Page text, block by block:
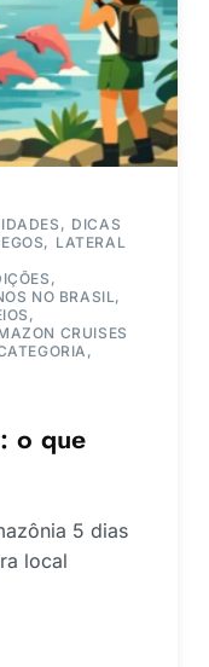
DICAS
LATERAL
NO BRASIL
CRUISES
o que
5 dias
local